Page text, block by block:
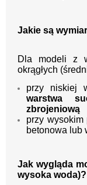
Jakie są
Dla modeli z
okrągłych
przy niskiej
warstwa
zbrojeniową
przy wysokim
betonowa lub
Jak wygląda
wysoka woda)?